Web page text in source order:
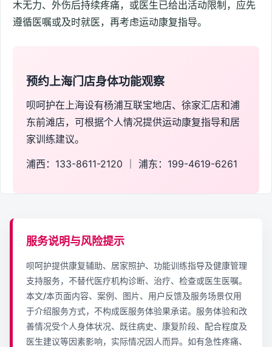
木无力、外伤后持续疼痛，或医生已给出活动限制，应先
遵循医嘱或及时就医，再考虑运动康复指导。
预约上海门店身体功能观察
呗呵护在上海设有杨浦互联宝地店、徐家汇店和浦
东前滩店，可根据个人情况提供运动康复指导和居
家训练建议。
浦西：133-8611-2120 ｜ 浦东：199-4619-6261
服务说明与风险提示
呗呵护提供康复辅助、居家照护、功能训练指导及健康管理
支持服务，不替代医疗机构诊断、治疗、检查或医生医嘱。
本文/本页面内容、案例、图片、用户反馈及服务场景仅用
于介绍服务方式，不构成医服务体验果承诺。服务体验和改
善情况受个人身体状况、既往病史、康复阶段、配合程度及
医生建议等因素影响，实际情况因人而异。如有急性疼痛、